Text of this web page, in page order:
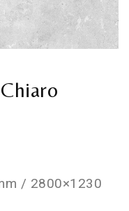
/ 2800×1230